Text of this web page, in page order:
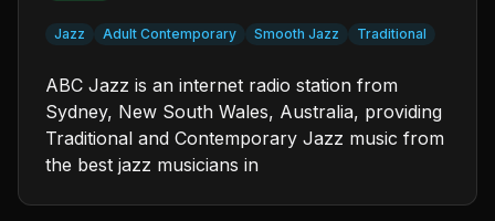
Jazz Adult Contemporary Smooth Jazz Traditional
ABC Jazz is an internet radio station from
Sydney, New South Wales, Australia, providing
Traditional and Contemporary Jazz music from
the best jazz musicians in